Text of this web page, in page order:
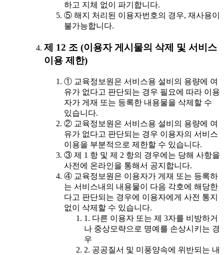
하고 지체 없이 파기합니다.
⑤ 해지 처리된 이용자번호의 경우, 재사용이
불가능합니다.
제 12 조 (이용자 게시물의 삭제 및 서비스
이용 제한)
① 교육정보원은 서비스용 설비의 용량에 여
유가 없다고 판단되는 경우 필요에 따라 이용
자가 게재 또는 등록한 내용물을 삭제할 수
있습니다.
② 교육정보원은 서비스용 설비의 용량에 여
유가 없다고 판단되는 경우 이용자의 서비스
이용을 부분적으로 제한할 수 있습니다.
③ 제 1 항 및 제 2 항의 경우에는 당해 사항을
사전에 온라인을 통해서 공지합니다.
④ 교육정보원은 이용자가 게재 또는 등록하
는 서비스내의 내용물이 다음 각호에 해당한
다고 판단되는 경우에 이용자에게 사전 통지
없이 삭제할 수 있습니다.
1. 다른 이용자 또는 제 3자를 비방하거
나 중상모략으로 명예를 손상시키는 경
우
2. 공공질서 및 미풍양속에 위반되는 내